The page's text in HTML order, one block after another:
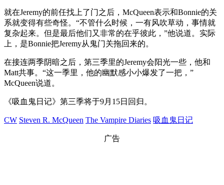
就在Jeremy的前任找上了门之后，McQueen表示和Bonnie的关
系就变得有些奇怪。“不管什么时候，一有风吹草动，事情就
复杂起来。但是最后他们又非常的在乎彼此，”他说道。实际
上，是Bonnie把Jeremy从鬼门关拖回来的。
在接连两季阴暗之后，第三季里的Jeremy会阳光一些，他和
Matt共事。“这一季里，他的幽默感小小爆发了一把，”
McQueen说道。
《吸血鬼日记》第三季将于9月15日回归。
CW Steven R. McQueen The Vampire Diaries 吸血鬼日记
广告